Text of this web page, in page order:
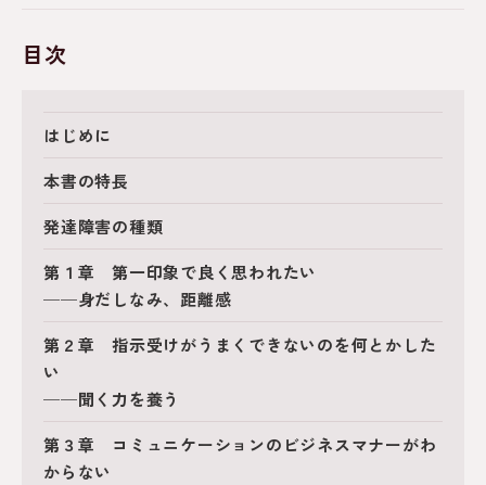
目次
はじめに
本書の特長
発達障害の種類
第１章 第一印象で良く思われたい
──身だしなみ、距離感
第２章 指示受けがうまくできないのを何とかした
い
──聞く力を養う
第３章 コミュニケーションのビジネスマナーがわ
からない